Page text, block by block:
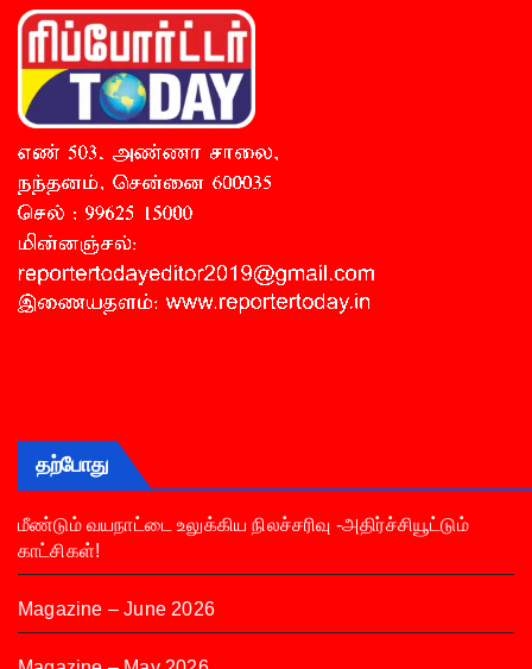
தற்போது
மீண்டும் வயநாட்டை உலுக்கிய நிலச்சரிவு -அதிர்ச்சியூட்டும்
காட்சிகள்!
Magazine – June 2026